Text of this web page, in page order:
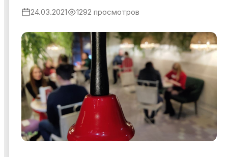
24.03.2021 1292 просмотров
участия в мероприятиях
Я ознакомился и согласен с
Политикой
конфиденциальности, Публичной офертойи Правилами
участия в мероприятиях